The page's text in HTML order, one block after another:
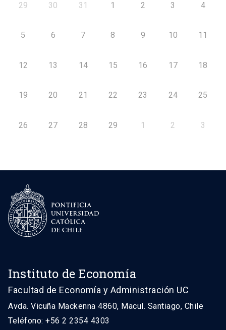
29 30 31 1 2 3 4
5 6 7 8 9 10 11
12 13 14 15 16 17 18
19 20 21 22 23 24 25
26 27 28 29 1 2 3
Instituto de Economía
Facultad de Economía y Administración UC
Avda. Vicuña Mackenna 4860, Macul. Santiago, Chile
Teléfono: +56 2 2354 4303